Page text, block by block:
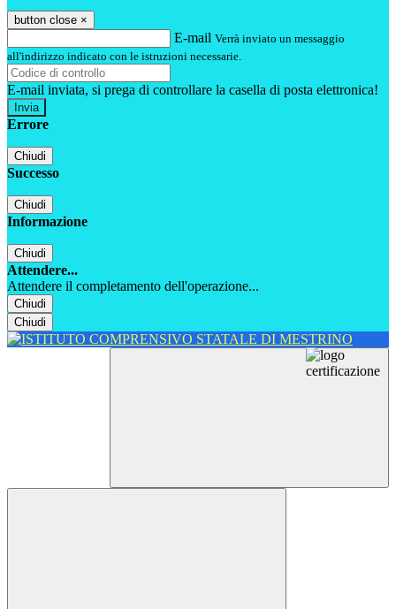
button close ×
E-mail Verrà inviato un messaggio
all'indirizzo indicato con le istruzioni necessarie.
E-mail inviata, si prega di controllare la casella di posta elettronica!
Errore
Chiudi
Successo
Chiudi
Informazione
Chiudi
Attendere...
Attendere il completamento dell'operazione...
Chiudi
Chiudi